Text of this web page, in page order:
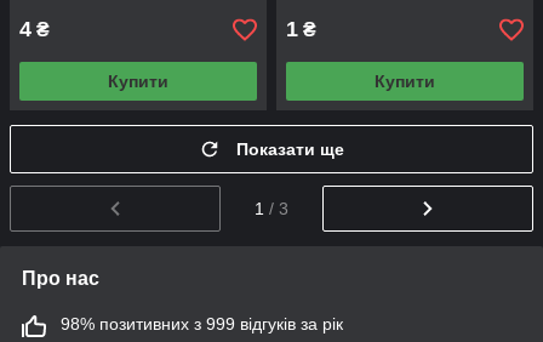
4 ₴
Купити
1 ₴
Купити
Показати ще
1 / 3
Про нас
98% позитивних з 999 відгуків за рік